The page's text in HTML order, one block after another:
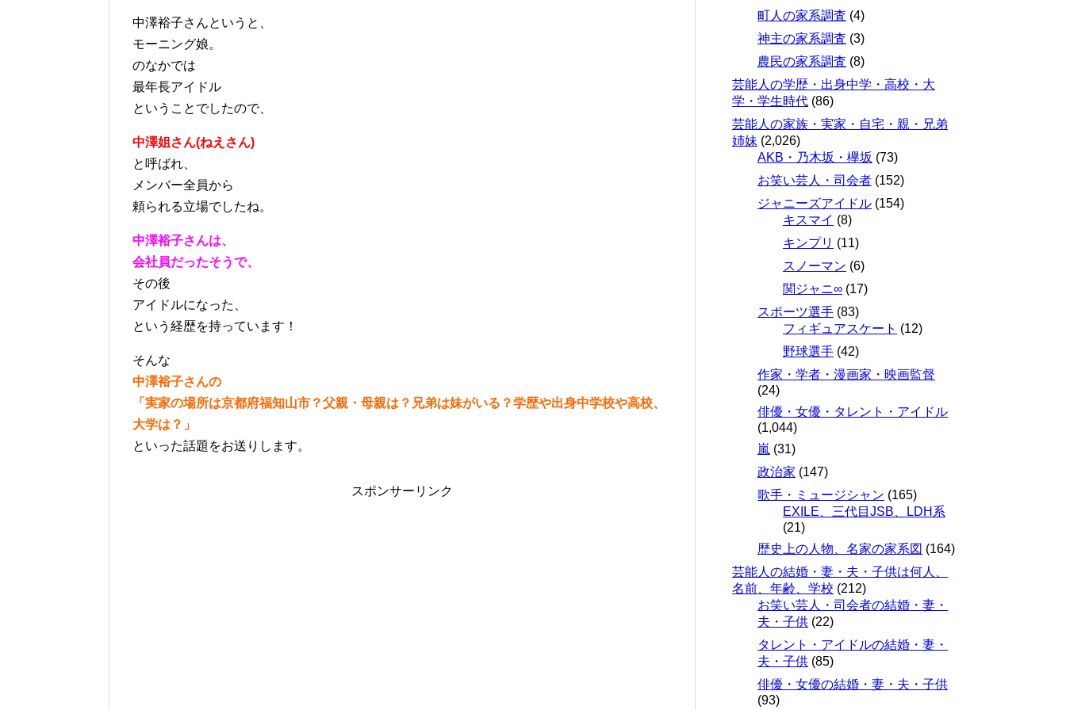
中澤裕子さんというと、
モーニング娘。
のなかでは
最年長アイドル
ということでしたので、
中澤姐さん(ねえさん)
と呼ばれ、
メンバー全員から
頼られる立場でしたね。
中澤裕子さんは、
会社員だったそうで、
その後
アイドルになった、
という経歴を持っています！
そんな
中澤裕子さんの
「実家の場所は京都府福知山市？父親・母親は？兄弟は妹がいる？学歴や出身中学校や高校、
大学は？」
といった話題をお送りします。
スポンサーリンク
町人の家系調査 (4)
神主の家系調査 (3)
農民の家系調査 (8)
芸能人の学歴・出身中学・高校・大
学・学生時代 (86)
芸能人の家族・実家・自宅・親・兄弟
姉妹 (2,026)
AKB・乃木坂・欅坂 (73)
お笑い芸人・司会者 (152)
ジャニーズアイドル (154)
キスマイ (8)
キンプリ (11)
スノーマン (6)
関ジャニ∞ (17)
スポーツ選手 (83)
フィギュアスケート (12)
野球選手 (42)
作家・学者・漫画家・映画監督
(24)
俳優・女優・タレント・アイドル
(1,044)
嵐 (31)
政治家 (147)
歌手・ミュージシャン (165)
EXILE、三代目JSB、LDH系
(21)
歴史上の人物、名家の家系図 (164)
芸能人の結婚・妻・夫・子供は何人、
名前、年齢、学校 (212)
お笑い芸人・司会者の結婚・妻・
夫・子供 (22)
タレント・アイドルの結婚・妻・
夫・子供 (85)
俳優・女優の結婚・妻・夫・子供
(93)